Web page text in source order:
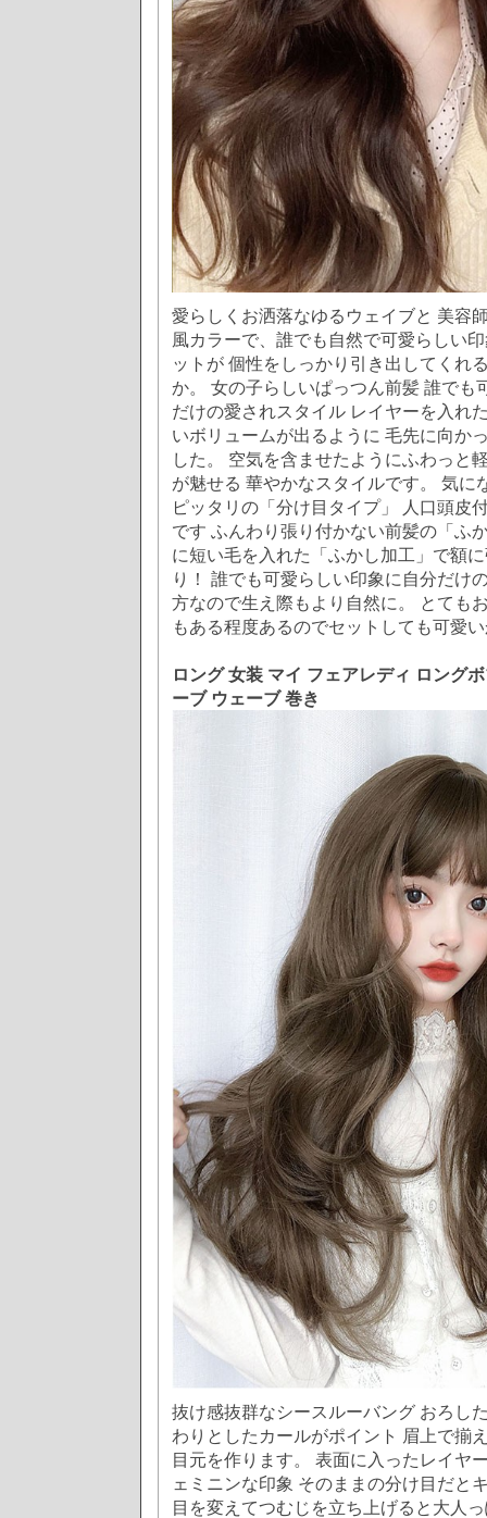
愛らしくお洒落なゆるウェイブと 美容
風カラーで、誰でも自然で可愛らしい
ットが 個性をしっかり引き出してくれ
か。 女の子らしいぱっつん前髪 誰でも
だけの愛されスタイル レイヤーを入れ
いボリュームが出るように 毛先に向か
した。 空気を含ませたようにふわっと
が魅せる 華やかなスタイルです。 気に
ピッタリの「分け目タイプ」 人口頭皮
です ふんわり張り付かない前髪の「ふ
に短い毛を入れた「ふかし加工」で額
り！ 誰でも可愛らしい印象に自分だけ
方なので生え際もより自然に。 とても
もある程度あるのでセットしても可愛
ロング 女装 マイ フェアレディ ロング
ーブ ウェーブ 巻き
抜け感抜群なシースルーバング おろし
わりとしたカールがポイント 眉上で揃
目元を作ります。 表面に入ったレイヤ
ェミニンな印象 そのままの分け目だと
目を変えてつむじを立ち上げると大人